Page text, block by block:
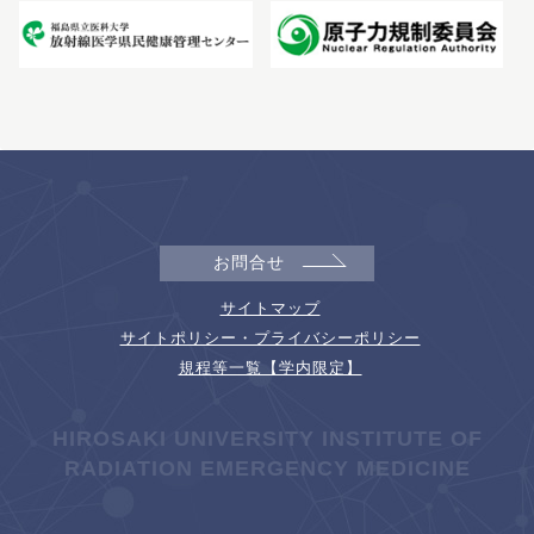
お問合せ
サイトマップ
サイトポリシー・プライバシーポリシー
規程等一覧【学内限定】
HIROSAKI UNIVERSITY INSTITUTE OF
RADIATION EMERGENCY MEDICINE